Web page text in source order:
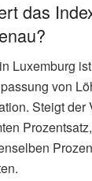
nächste
aus, dass
Luxemburg,
definitive